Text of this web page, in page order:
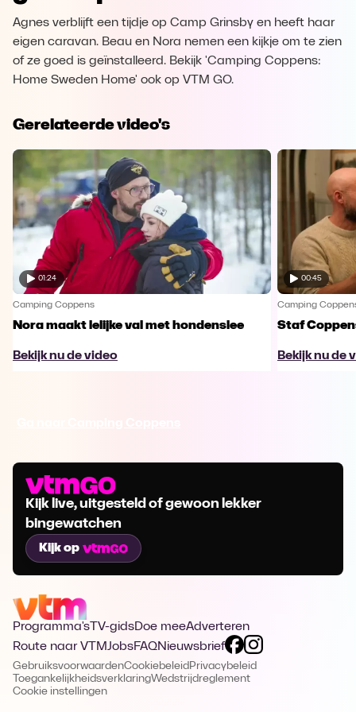
Agnes verblijft een tijdje op Camp Grinsby en heeft haar
eigen caravan. Beau en Nora nemen een kijkje om te zien
of ze goed is geïnstalleerd. Bekijk 'Camping Coppens:
Home Sweden Home' ook op VTM GO.
Gerelateerde video's
01:24
Camping Coppens
Nora maakt lelijke val met hondenslee
Bekijk nu de video
00:45
Camping
Staf
Bekijk nu de
Kijk live, uitgesteld of gewoon lekker
bingewatchen
Kijk op
Programma's TV-gidsDoe meeAdverteren
Route naar VTMJobsFAQNieuwsbrief
GebruiksvoorwaardenCookiebeleid Privacybeleid
ToegankelijkheidsverklaringWedstrijdreglement
Cookie instellingen